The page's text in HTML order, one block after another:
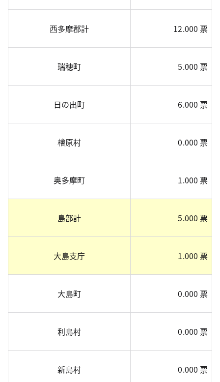
西多摩郡計 12.000 票
瑞穂町 5.000 票
日の出町 6.000 票
檜原村 0.000 票
奥多摩町 1.000 票
島部計 5.000 票
大島支庁 1.000 票
大島町 0.000 票
利島村 0.000 票
新島村 0.000 票